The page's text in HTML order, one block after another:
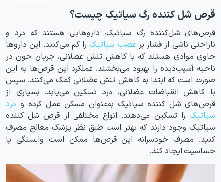
قرص شل کننده رگ سیاتیک چیست؟
قرص‌های شل‌کننده رگ سیاتیک، داروهایی هستند که درد و
ناراحتی ناشی از فشار برعصب سیاتیکرا کم می‌کنند. این داروها
حاوی موادی هستند که با کاهش تنش عضلانی، جریان خون در
ناحیه آسیب‌دیده را بهبود می‌بخشند. عملکرد این قرص‌ها به این
صورت است که ابتدا به کاهش تنش عضلانی کمک می‌کنند. سپس
با کاهش انقباضات عضلانی، درد تسکین می‌یابد. بسیاری از
قرص‌های شل کننده سیاتیک به‌عنوان مسکن عمل کرده و درد
سیاتیک را تسکین می‌دهند. انواع مختلفی از قرص شل کننده
سیاتیک وجود دارند که بهتر است طبق نظر پزشک معالج مصرف
کنید. مصرف خودسرانه این قرص‌ها ممکن است وابستگی یا
حساسیت ایجاد کند.